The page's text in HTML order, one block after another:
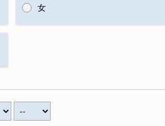
女